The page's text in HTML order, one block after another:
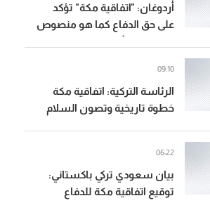
أردوغان: "اتفاقية مكة" تؤكد
على حق الدفاع كما هو منصوص
الرئاسة التركية: اتفاقية مكة
خطوة تاريخية وتصون السلام
09:10
بيان سعودي تركي باكستاني:
توقيع اتفاقية مكة للدفاع
06:22